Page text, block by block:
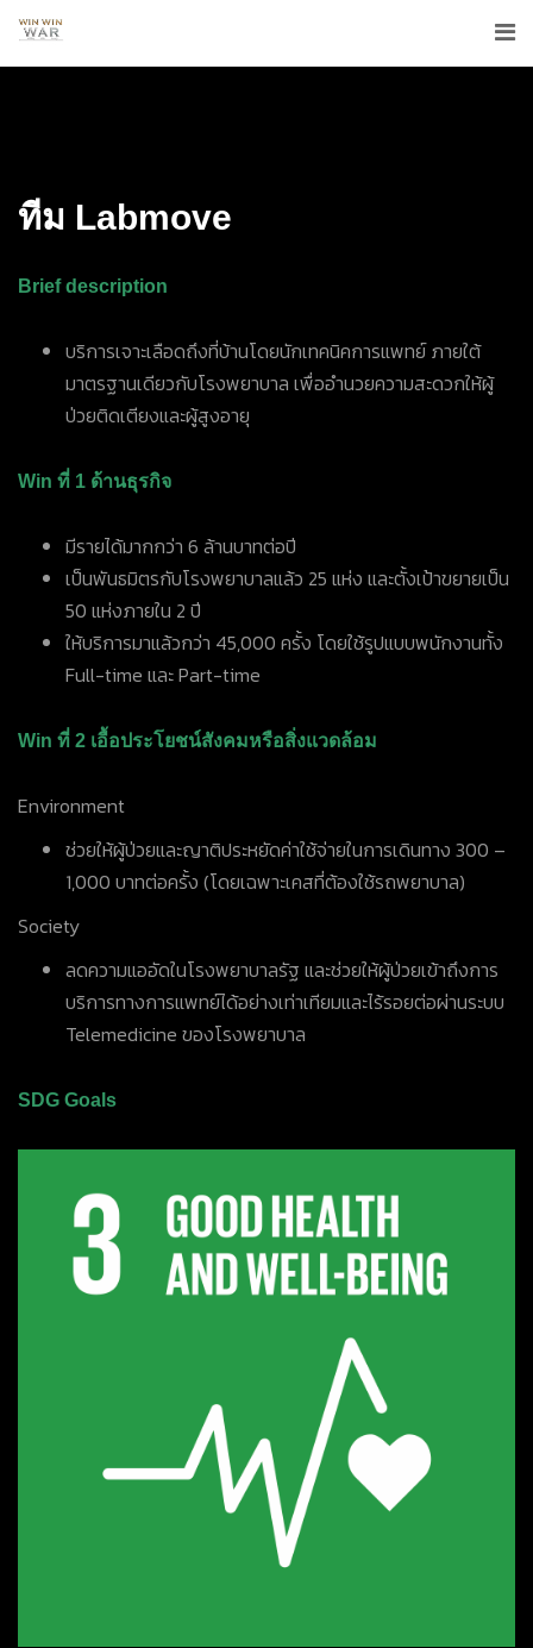
ทีม Labmove
Brief description
บริการเจาะเลือดถึงที่บ้านโดยนักเทคนิคการแพทย์ ภายใต้
มาตรฐานเดียวกับโรงพยาบาล เพื่ออำนวยความสะดวกให้ผู้
ป่วยติดเตียงและผู้สูงอายุ
Win ที่ 1 ด้านธุรกิจ
มีรายได้มากกว่า 6 ล้านบาทต่อปี
เป็นพันธมิตรกับโรงพยาบาลแล้ว 25 แห่ง และตั้งเป้าขยายเป็น
50 แห่งภายใน 2 ปี
ให้บริการมาแล้วกว่า 45,000 ครั้ง โดยใช้รูปแบบพนักงานทั้ง
Full-time และ Part-time
Win ที่ 2 เอื้อประโยชน์สังคมหรือสิ่งแวดล้อม
Environment
ช่วยให้ผู้ป่วยและญาติประหยัดค่าใช้จ่ายในการเดินทาง 300 –
1,000 บาทต่อครั้ง (โดยเฉพาะเคสที่ต้องใช้รถพยาบาล)
Society
ลดความแออัดในโรงพยาบาลรัฐ และช่วยให้ผู้ป่วยเข้าถึงการ
บริการทางการแพทย์ได้อย่างเท่าเทียมและไร้รอยต่อผ่านระบบ
Telemedicine ของโรงพยาบาล
SDG Goals